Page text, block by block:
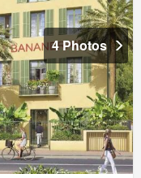
4 Photos